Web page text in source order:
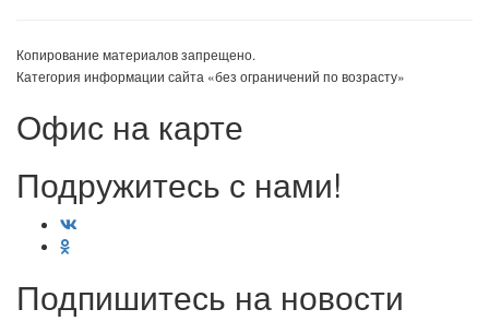
Копирование материалов запрещено.
Категория информации сайта «без ограничений по возрасту»
Офис на карте
Подружитесь с нами!
Подпишитесь на новости